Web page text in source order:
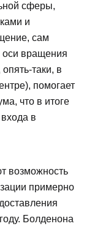
сферы,
и
сам
оси вращения
таки, в
помогает
что в итоге
в
возможность
примерно
Болденона